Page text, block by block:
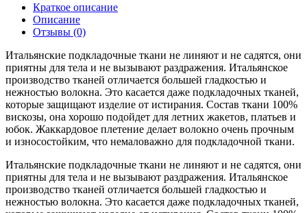
Краткое описание
Описание
Отзывы (0)
Итальянские подкладочные ткани не линяют и не садятся, они
приятны для тела и не вызывают раздражения. Итальянское
производство тканей отличается большей гладкостью и
нежностью волокна. Это касается даже подкладочных тканей,
которые защищают изделие от истирания. Состав ткани 100%
вискозы, она хорошо подойдет для летних жакетов, платьев и
юбок. Жаккардовое плетение делает волокно очень прочным
и износостойким, что немаловажно для подкладочной ткани.
Итальянские подкладочные ткани не линяют и не садятся, они
приятны для тела и не вызывают раздражения. Итальянское
производство тканей отличается большей гладкостью и
нежностью волокна. Это касается даже подкладочных тканей,